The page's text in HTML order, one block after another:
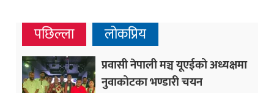
पछिल्ला लोकप्रिय
प्रवासी नेपाली मञ्च यूएईको अध्यक्षमा
नुवाकोटका भण्डारी चयन